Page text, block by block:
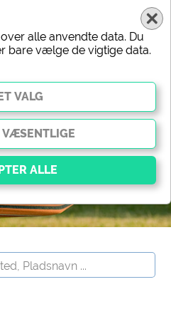
Type
Kort
alle anvendte data. Du
bare vælge de vigtige data.
dele af